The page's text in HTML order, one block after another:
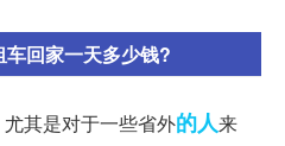
回家一天多少钱?
其是对于一些省外的人来